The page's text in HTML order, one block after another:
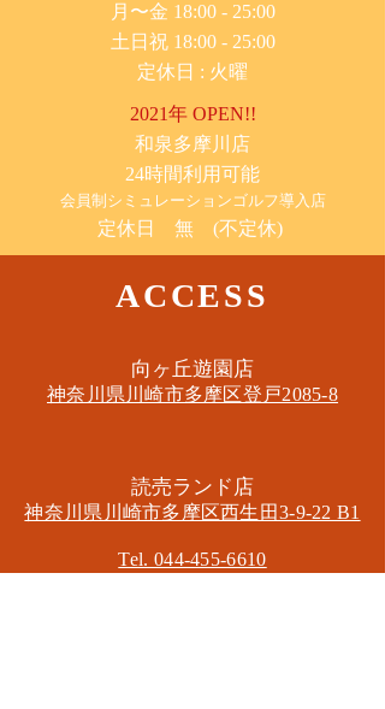
月〜金 18:00 - 25:00
土日祝 18:00 - 25:00
​定休日 : 火曜
2021年 OPEN!!
​和泉多摩川店
24時間利用可能
​会員制シミュレーションゴルフ導入店
定休日 無 (不定休)
ACCESS
​向ヶ丘遊園店
神奈川県川崎市多摩区​登戸2085-8
​読売ランド店
神奈川県川崎市多摩区​西生田3-9-22 B1
Tel. 044-455-6610